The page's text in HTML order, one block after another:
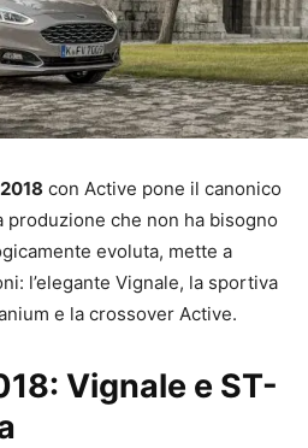
con Active pone il canonico
produzione che non ha bisogno
evoluta, mette a
l’elegante Vignale, la sportiva
e la crossover Active.
Vignale e ST-